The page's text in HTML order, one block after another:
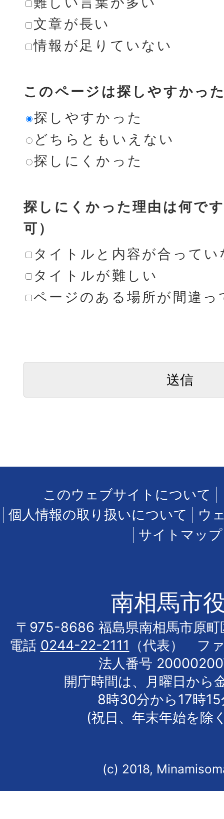
文章が長い
情報が足りていない
このページは探しやすかっ
探しやすかった
どちらともいえない
探しにくかった
探しにくかった理由は何で
可）
タイトルと内容が合ってい
タイトルが難しい
ページのある場所が間違っ
このウェブサイトについて
個人情報の取り扱いについて
ウ
サイトマップ
南相馬市
〒975-8686 福島県南相馬市原町
電話 0244-22-2111
（代表） フ
法人番号
開庁時間は、月曜日から
8時30分から17時
(祝日、年末年始を除
(c) 2018,